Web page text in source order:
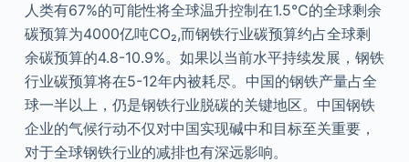
人类有67%的可能性将全球温升控制在1.5℃的全球剩余
碳预算为4000亿吨CO₂,而钢铁行业碳预算约占全球剩
余碳预算的4.8-10.9%。如果以当前水平持续发展，钢铁
行业碳预算将在5-12年内被耗尽。中国的钢铁产量占全
球一半以上，仍是钢铁行业脱碳的关键地区。中国钢铁
企业的气候行动不仅对中国实现碱中和目标至关重要，
对于全球钢铁行业的减排也有深远影响。